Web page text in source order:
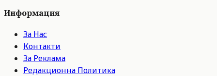
Информация
За Нас
Контакти
За Реклама
Редакционна Политика